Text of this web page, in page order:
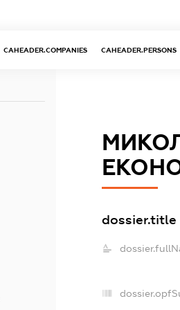
CAHEADER.COMPANIES CAHEADER.PERSONS
dossier.title